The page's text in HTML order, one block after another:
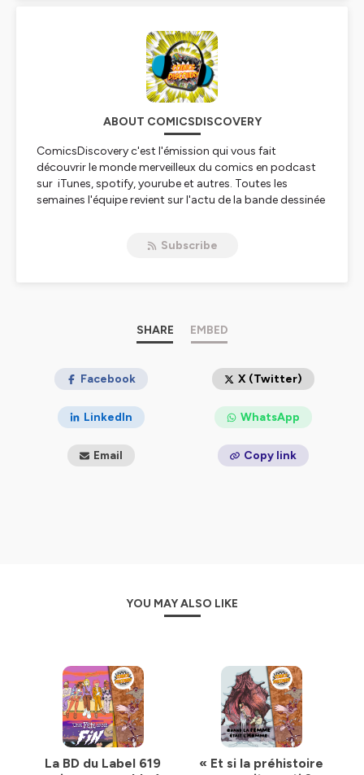
ABOUT COMICSDISCOVERY
ComicsDiscovery c'est l'émission qui vous fait
découvrir le monde merveilleux du comics en podcast
sur iTunes, spotify, yourube et autres. Toutes les
semaines l'équipe revient sur l'actu de la bande dessinée
Subscribe
SHARE EMBED
Facebook X (Twitter)
LinkedIn WhatsApp
Email Copy link
YOU MAY ALSO LIKE
La BD du Label 619
« Et si la préhistoire